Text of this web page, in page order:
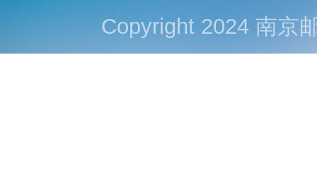
Copyright 2024 南京